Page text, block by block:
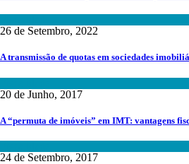
26 de Setembro, 2022
A transmissão de quotas em sociedades
20 de Junho, 2017
A “permuta de imóveis” em IMT: vantagens
24 de Setembro, 2017